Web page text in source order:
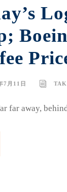
7月11日
far away,